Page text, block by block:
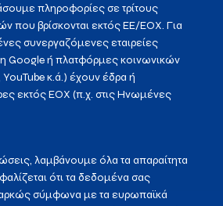
πληροφορίες σε τρίτους
που βρίσκονται εκτός ΕΕ/ΕΟΧ. Για
συνεργαζόμενες εταιρείες
Google ή πλατφόρμες κοινωνικών
κ.ά.) έχουν έδρα ή
εκτός ΕΟΧ (π.χ. στις Ηνωμένες
λαμβάνουμε όλα τα απαραίτητα
ότι τα δεδομένα σας
σύμφωνα με τα ευρωπαϊκά